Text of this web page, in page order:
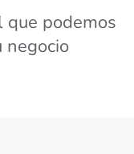
que podemos
negocio